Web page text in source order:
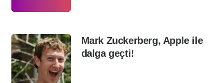
Mark Zuckerberg, Apple ile
dalga geçti!